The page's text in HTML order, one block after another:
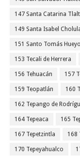
147 Santa Catarina
149 Santa Isabel
151 Santo Tomás
153 Tecali de Herrera
156 Tehuacán 157
159 Teopatlán 160
162 Tepango de
164 Tepeaca 165
167 Tepetzintla 168
170 Tepeyahualco